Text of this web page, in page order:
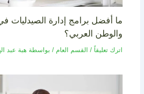
ما أفضل برامج إدارة الصيدليات
والوطن العربي؟
اترك تعليقاً / القسم العام / بواسطة هبة عبد